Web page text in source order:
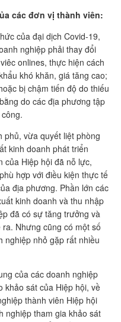
các đơn vị thành viên:
của đại dịch Covid-19,
nghiệp phải thay đổi
onlines, thực hiện cách
khó khăn, giá tăng cao;
bị chậm tiến độ do thiếu
do các địa phương tập
phủ, vừa quyết liệt phòng
kinh doanh phát triển
của Hiệp hội đã nỗ lực,
hợp với điều kiện thực tế
địa phương. Phần lớn các
kinh doanh và thu nhập
đã có sự tăng trưởng và
Nhưng cũng có một số
nghiệp nhỏ gặp rất nhiều
của các doanh nghiệp
khảo sát của Hiệp hội, về
thành viên Hiệp hội
nghiệp tham gia khảo sát